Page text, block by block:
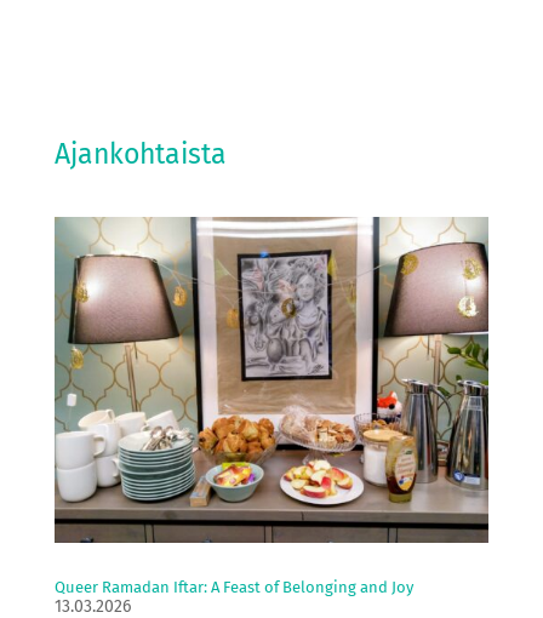
Ajankohtaista
Queer Ramadan Iftar: A Feast of Belonging and Joy
13.03.2026